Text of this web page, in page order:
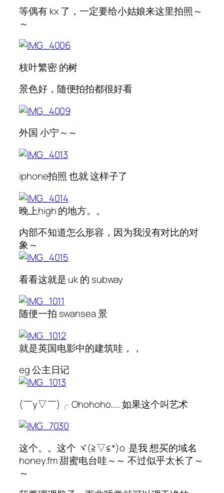
等偶有 kx 了，一定要给小姑娘来这里拍照～
～
枝叶繁密 的树
景色好，随便拍拍都很好看
外国 小宁～～
iphone拍照 也就 这样子了
晚上high 的地方。。
内部不知道怎么形容，因为我没有对比的对
象～
看看这就是 uk 的 subway
随便一拍 swansea 景
就是英国电影中的建筑哇，，
eg 公主日记
(￣y▽￣)╭ Ohohoho….. 如果这个叫艺术
这个。。这个 ヾ(≧▽≦*)o 是我 想买的域名
honey.fm 甜蜜电台哇～～ 不过似乎太长了～
～